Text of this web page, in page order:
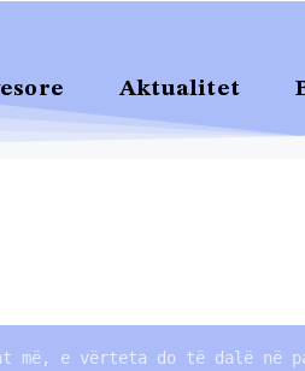
Aktualitet
më, e vërteta do të dalë në